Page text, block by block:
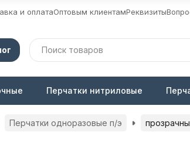
и оплатаОптовым клиентамРеквизиты
Перчатки нитриловые
Перчатки одноразовые п/э